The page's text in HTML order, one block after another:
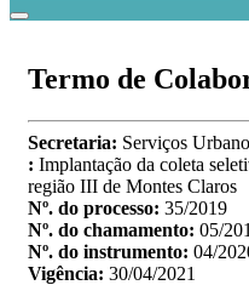
Termo de
Secretaria: Serviços
: Implantação da coleta
região III de Montes Claros
Nº. do processo: 35/2019
Nº. do chamamento: 05/
Nº. do instrumento: 04/
Vigência: 30/04/2021